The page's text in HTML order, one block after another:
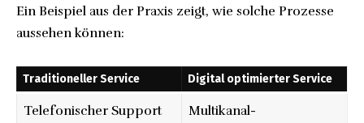
Ein Beispiel aus der Praxis zeigt, wie solche Prozesse
aussehen können:
Traditioneller Service Digital optimierter Service
Telefonischer Support
Multikanal-